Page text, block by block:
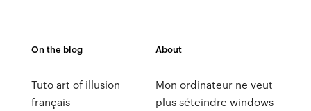
On the blog
Tuto art of illusion
français
About
Mon ordinateur ne veut
plus séteindre windows